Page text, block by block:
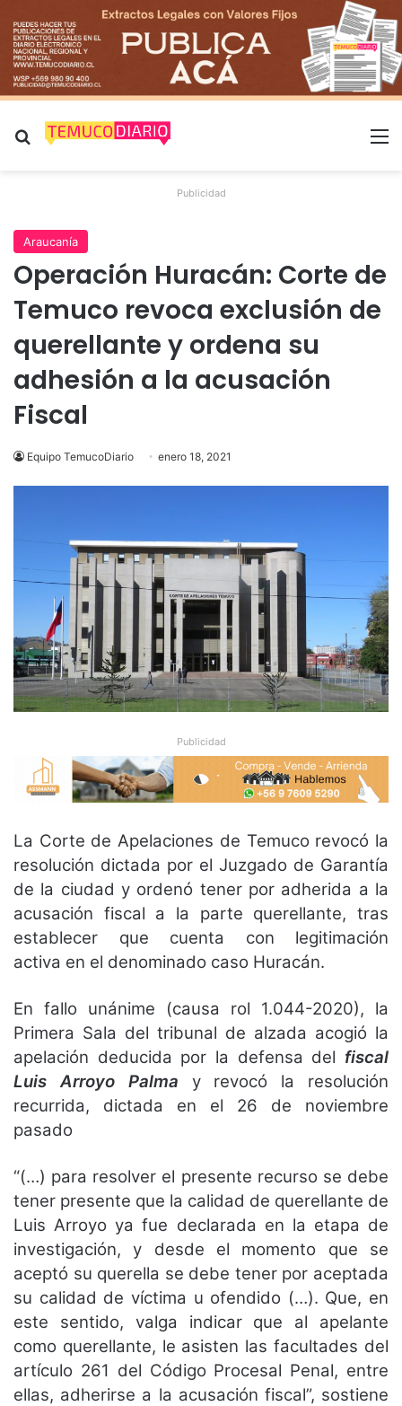
Buscar por
Publicidad
Araucanía
Operación Huracán: Corte de
Temuco revoca exclusión de
querellante y ordena su
adhesión a la acusación
Fiscal
Equipo TemucoDiario enero 18, 2021
Publicidad
La Corte de Apelaciones de Temuco revocó la
resolución dictada por el Juzgado de Garantía
de la ciudad y ordenó tener por adherida a la
acusación fiscal a la parte querellante, tras
establecer que cuenta con legitimación
activa en el denominado caso Huracán.
En fallo unánime (causa rol 1.044-2020), la
Primera Sala del tribunal de alzada acogió la
apelación deducida por la defensa del fiscal
Luis Arroyo Palma y revocó la resolución
recurrida, dictada en el 26 de noviembre
pasado
“(…) para resolver el presente recurso se debe
tener presente que la calidad de querellante de
Luis Arroyo ya fue declarada en la etapa de
investigación, y desde el momento que se
aceptó su querella se debe tener por aceptada
su calidad de víctima u ofendido (…). Que, en
este sentido, valga indicar que al apelante
como querellante, le asisten las facultades del
artículo 261 del Código Procesal Penal, entre
ellas, adherirse a la acusación fiscal”, sostiene